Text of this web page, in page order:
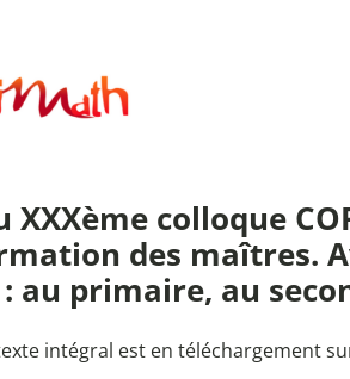
XXXème colloque
des maîtres.
au primaire, au
intégral est en téléchargement